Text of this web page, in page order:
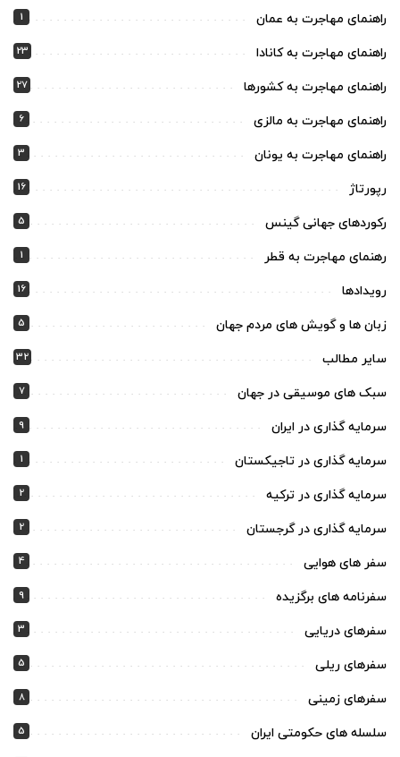
راهنمای مهاجرت به عمان 1
راهنمای مهاجرت به کانادا 23
راهنمای مهاجرت به کشورها 27
راهنمای مهاجرت به مالزی 6
راهنمای مهاجرت به یونان 3
رپورتاژ 16
رکوردهای جهانی گینس 5
رهنمای مهاجرت به قطر 1
رویدادها 16
زبان ها و گویش های مردم جهان 5
سایر مطالب 32
سبک های موسیقی در جهان 7
سرمایه گذاری در ایران 9
سرمایه گذاری در تاجیکستان 1
سرمایه گذاری در ترکیه 2
سرمایه گذاری در گرجستان 2
سفر های هوایی 4
سفرنامه های برگزیده 9
سفرهای دریایی 3
سفرهای ریلی 5
سفرهای زمینی 8
سلسله های حکومتی ایران 5